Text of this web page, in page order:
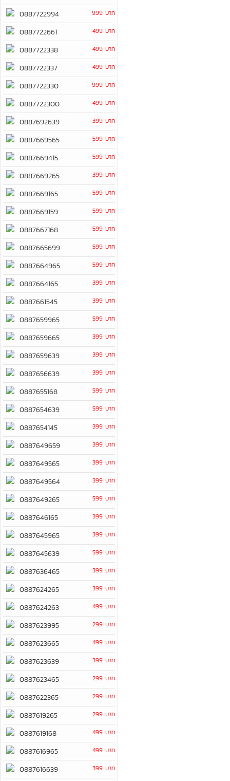
0887722994
999 บาท
0887722661 499 บาท
0887722338 499 บาท
0887722337 499 บาท
0887722330 999 บาท
0887722300 499 บาท
0887692639 399 บาท
0887669565 599 บาท
0887669415 599 บาท
0887669265 399 บาท
0887669165 599 บาท
0887669159 599 บาท
0887667168 599 บาท
0887665699 599 บาท
0887664965 599 บาท
0887664165 399 บาท
0887661545 399 บาท
0887659965 599 บาท
0887659665 399 บาท
0887659639 399 บาท
0887656639 399 บาท
0887655168 599 บาท
0887654639 599 บาท
0887654145 399 บาท
0887649659 399 บาท
0887649565 399 บาท
0887649564 399 บาท
0887649265 599 บาท
0887646165 399 บาท
0887645965 399 บาท
0887645639 599 บาท
0887636465 399 บาท
0887624265 399 บาท
0887624263 499 บาท
0887623995 299 บาท
0887623665 499 บาท
0887623639 399 บาท
0887623465 299 บาท
0887622365 299 บาท
0887619265 299 บาท
0887619168 499 บาท
0887616965 499 บาท
0887616639 399 บาท